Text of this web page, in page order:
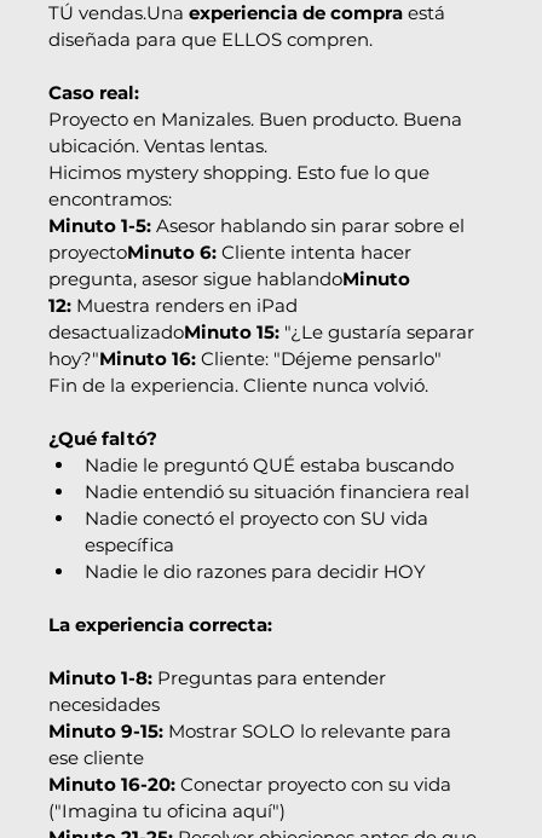
TÚ vendas.Una experiencia de compra está
diseñada para que ELLOS compren.
Caso real:
Proyecto en Manizales. Buen producto. Buena
ubicación. Ventas lentas.
Hicimos mystery shopping. Esto fue lo que
encontramos:
Minuto 1-5: Asesor hablando sin parar sobre el
proyectoMinuto 6: Cliente intenta hacer
pregunta, asesor sigue hablandoMinuto
12: Muestra renders en iPad
desactualizadoMinuto 15: "¿Le gustaría separar
hoy?"Minuto 16: Cliente: "Déjeme pensarlo"
Fin de la experiencia. Cliente nunca volvió.
¿Qué faltó?
Nadie le preguntó QUÉ estaba buscando
Nadie entendió su situación financiera real
Nadie conectó el proyecto con SU vida
específica
Nadie le dio razones para decidir HOY
La experiencia correcta:
Minuto 1-8: Preguntas para entender
necesidades
Minuto 9-15: Mostrar SOLO lo relevante para
ese cliente
Minuto 16-20: Conectar proyecto con su vida
("Imagina tu oficina aquí")